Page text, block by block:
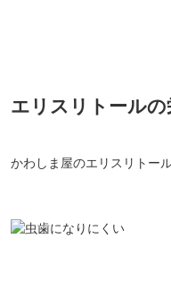
エリスリトールの
かわしま屋のエリスリトー